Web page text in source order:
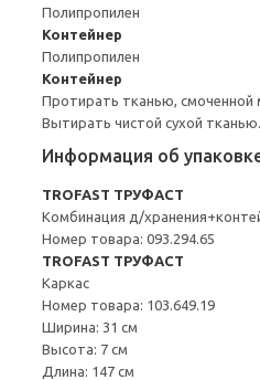
Полипропилен
Контейнер
Полипропилен
Контейнер
Протирать тканью,
Вытирать чистой сухой тканью.
Информация об
TROFAST ТРУФАСТ
Комбинация д/
Номер товара: 093.294.65
TROFAST ТРУФАСТ
Каркас
Номер товара: 103.649.19
Ширина: 31 см
Высота: 7 см
Длина: 147 см